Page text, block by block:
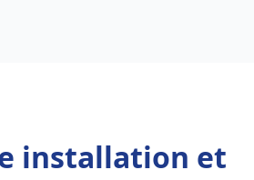
installation et